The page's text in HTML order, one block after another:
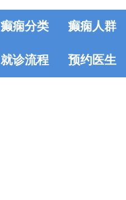
癫痫分类 癫痫人群
就诊流程 预约医生